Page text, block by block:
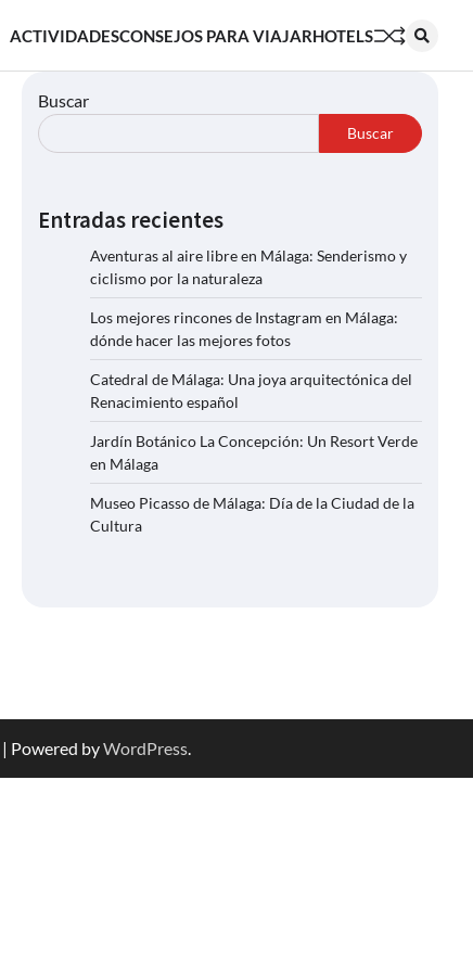
ACTIVIDADESCONSEJOS PARA VIAJARHOTELS
Buscar
Buscar
Entradas recientes
Aventuras al aire libre en Málaga: Senderismo y
ciclismo por la naturaleza
Los mejores rincones de Instagram en Málaga:
dónde hacer las mejores fotos
Catedral de Málaga: Una joya arquitectónica del
Renacimiento español
Jardín Botánico La Concepción: Un Resort Verde
en Málaga
Museo Picasso de Málaga: Día de la Ciudad de la
Cultura
| Powered byWordPress.